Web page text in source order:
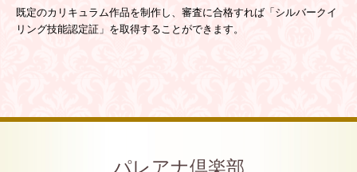
既定のカリキュラム作品を制作し、 審査に合格すれば「シルバークイ
リング技能認定証」を取得することができます。